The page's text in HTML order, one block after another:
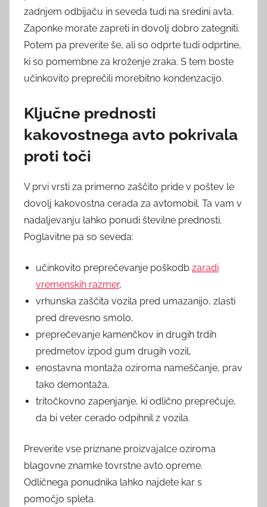
zadnjem odbijaču in seveda tudi na sredini avta.
Zaponke morate zapreti in dovolj dobro zategniti.
Potem pa preverite še, ali so odprte tudi odprtine,
ki so pomembne za kroženje zraka. S tem boste
učinkovito preprečili morebitno kondenzacijo.
Ključne prednosti
kakovostnega avto pokrivala
proti toči
V prvi vrsti za primerno zaščito pride v poštev le
dovolj kakovostna cerada za avtomobil. Ta vam v
nadaljevanju lahko ponudi številne prednosti.
Poglavitne pa so seveda:
učinkovito preprečevanje poškodb zaradi
vremenskih razmer,
vrhunska zaščita vozila pred umazanijo, zlasti
pred drevesno smolo,
preprečevanje kamenčkov in drugih trdih
predmetov izpod gum drugih vozil,
enostavna montaža oziroma nameščanje, prav
tako demontaža,
tritočkovno zapenjanje, ki odlično preprečuje,
da bi veter cerado odpihnil z vozila.
Preverite vse priznane proizvajalce oziroma
blagovne znamke tovrstne avto opreme.
Odličnega ponudnika lahko najdete kar s
pomočjo spleta.